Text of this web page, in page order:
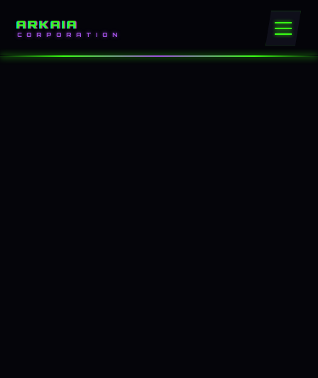
ARKAIA
CORPORATION